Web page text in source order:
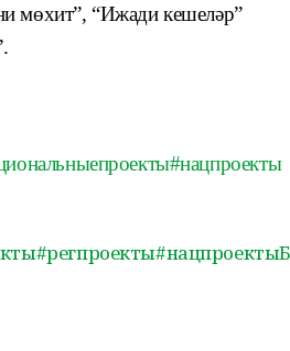
мөхит”, “Ижади кешеләр”
#нацпроекты
#регпроекты